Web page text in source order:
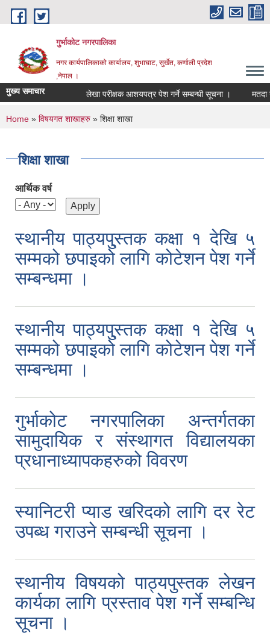
Skip to main content
गुर्भाकोट नगरपालिका
नगर कार्यपालिकाको कार्यालय, शुभाघाट, सुर्खेत, कर्णाली प्रदेश
,नेपाल ।
मुख्य समाचार लेखा परीक्षक आशयपत्र पेश गर्ने सम्बन्धी सूचना । मतदा
You are here
Home » विषयगत शाखाहरु » शिक्षा शाखा
शिक्षा शाखा
आर्थिक वर्ष
स्थानीय पाठ्यपु्स्तक कक्षा १ देखि ५
सम्मको छपाइको लागि कोटेशन पेश गर्ने
सम्बन्धमा ।
स्थानीय पाठ्यपु्स्तक कक्षा १ देखि ५
सम्मको छपाइको लागि कोटेशन पेश गर्ने
सम्बन्धमा ।
गुर्भाकोट नगरपालिका अन्तर्गतका
सामुदायिक र संस्थागत विद्यालयका
प्रधानाध्यापकहरुको विवरण
स्यानिटरी प्याड खरिदको लागि दर रेट
उपब्ध गराउने सम्बन्धी सूचना ।
स्थानीय विषयको पाठ्यपुस्तक लेखन
कार्यका लागि प्रस्ताव पेश गर्ने सम्बन्धि
सूचना ।